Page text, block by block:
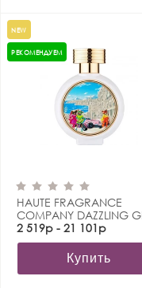
NEW
РЕКОМЕНДУЕМ
HAUTE FRAGRANCE
COMPANY DAZZLING
2 519р - 21 101р
Купить